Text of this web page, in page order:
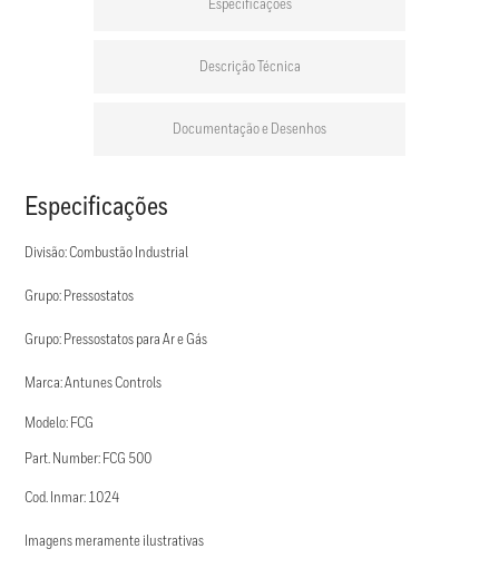
Especificações
Descrição Técnica
Documentação e Desenhos
Especificações
Divisão: Combustão Industrial
Grupo: Pressostatos
Grupo: Pressostatos para Ar e Gás
Marca: Antunes Controls
Modelo: FCG
Part. Number: FCG 500
Cod. Inmar: 1024
Imagens meramente ilustrativas